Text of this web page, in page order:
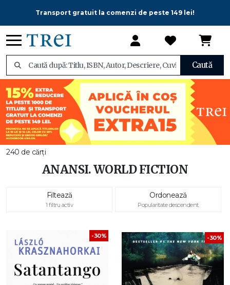
Transport gratuit la comenzi de peste 149 lei!
Caută
240 de cărți
ANANSI. WORLD FICTION
Filtează
1 filtru activ
Ordonează
Popularitate descendent
-30% -30%